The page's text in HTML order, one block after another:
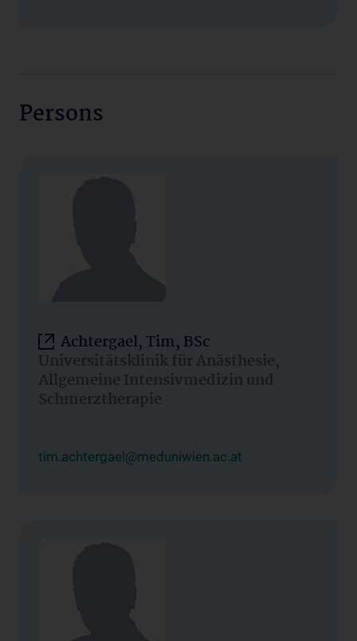
Persons
Achtergael, Tim, BSc
Universitätsklinik für Anästhesie,
Allgemeine Intensivmedizin und
Schmerztherapie
tim.achtergael@meduniwien.ac.at